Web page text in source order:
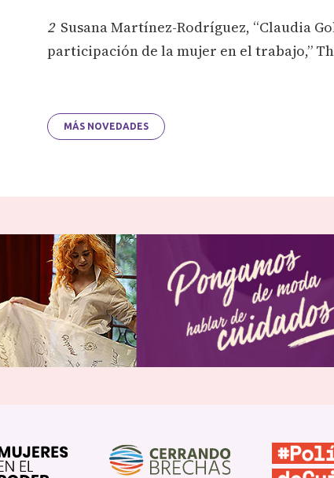
2Susana Martínez-Rodríguez, “Claudia
participación de la mujer en el trabajo,”
MÁS NOVEDADES